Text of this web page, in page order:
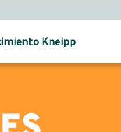
Kneipp